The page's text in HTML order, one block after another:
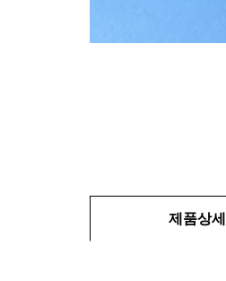
제품상세